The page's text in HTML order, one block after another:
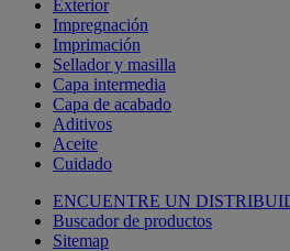
Exterior
Impregnación
Imprimación
Sellador y masilla
Capa intermedia
Capa de acabado
Aditivos
Aceite
Cuidado
ENCUENTRE UN
Buscador de productos
Sitemap